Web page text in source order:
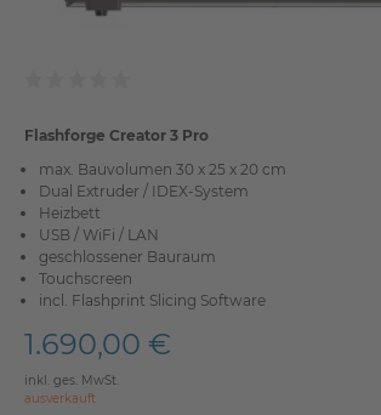
Flashforge Creator 3 Pro
max. Bauvolumen 30 x 25 x 20 cm
Dual Extruder / IDEX-System
Heizbett
USB / WiFi / LAN
geschlossener Bauraum
Touchscreen
incl. Flashprint Slicing Software
1.690,00 €
inkl. ges. MwSt.
ausverkauft